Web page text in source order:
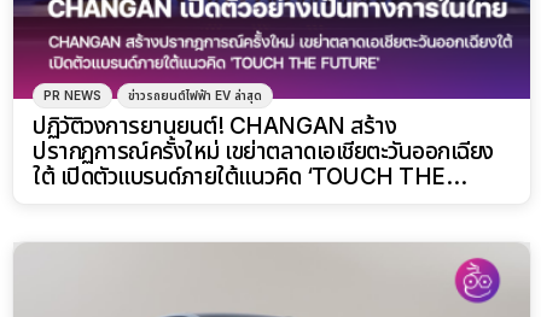
PR NEWS ข่าวรถยนต์ไฟฟ้า EV ล่าสุด
ปฏิวัติวงการยานยนต์! CHANGAN สร้าง
ปรากฏการณ์ครั้งใหม่ เขย่าตลาดเอเชียตะวันออกเฉียง
ใต้ เปิดตัวแบรนด์ภายใต้แนวคิด ‘TOUCH THE